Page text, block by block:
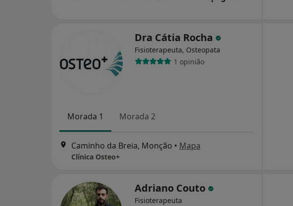
Dra Cátia Rocha
Fisioterapeuta, Osteopata
1 opinião
Morada 1 Morada 2
Caminho da Breia, Monção • Mapa
Clínica Osteo+
Adriano Couto
Fisioterapeuta